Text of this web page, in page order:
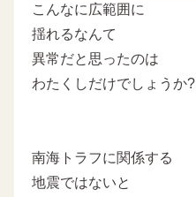
こんなに広範囲に
揺れるなんて
異常だと思ったのは
わたくしだけでしょうか?
南海トラフに関係する
地震ではないと